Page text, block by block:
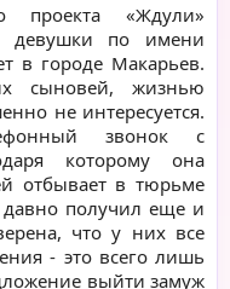
проекта «Ждули»
девушки по имени
в городе Макарьев.
сыновей, жизнью
не интересуется.
звонок с
которому она
отбывает в тюрьме
давно получил еще и
что у них все
- это всего лишь
выйти замуж